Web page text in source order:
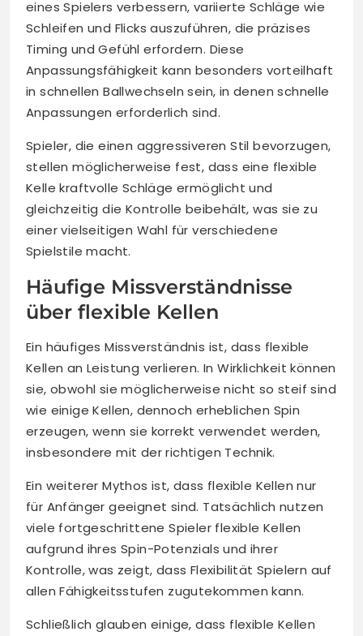
eines Spielers verbessern, variierte Schläge wie
Schleifen und Flicks auszuführen, die präzises
Timing und Gefühl erfordern. Diese
Anpassungsfähigkeit kann besonders vorteilhaft
in schnellen Ballwechseln sein, in denen schnelle
Anpassungen erforderlich sind.
Spieler, die einen aggressiveren Stil bevorzugen,
stellen möglicherweise fest, dass eine flexible
Kelle kraftvolle Schläge ermöglicht und
gleichzeitig die Kontrolle beibehält, was sie zu
einer vielseitigen Wahl für verschiedene
Spielstile macht.
Häufige Missverständnisse
über flexible Kellen
Ein häufiges Missverständnis ist, dass flexible
Kellen an Leistung verlieren. In Wirklichkeit können
sie, obwohl sie möglicherweise nicht so steif sind
wie einige Kellen, dennoch erheblichen Spin
erzeugen, wenn sie korrekt verwendet werden,
insbesondere mit der richtigen Technik.
Ein weiterer Mythos ist, dass flexible Kellen nur
für Anfänger geeignet sind. Tatsächlich nutzen
viele fortgeschrittene Spieler flexible Kellen
aufgrund ihres Spin-Potenzials und ihrer
Kontrolle, was zeigt, dass Flexibilität Spielern auf
allen Fähigkeitsstufen zugutekommen kann.
Schließlich glauben einige, dass flexible Kellen